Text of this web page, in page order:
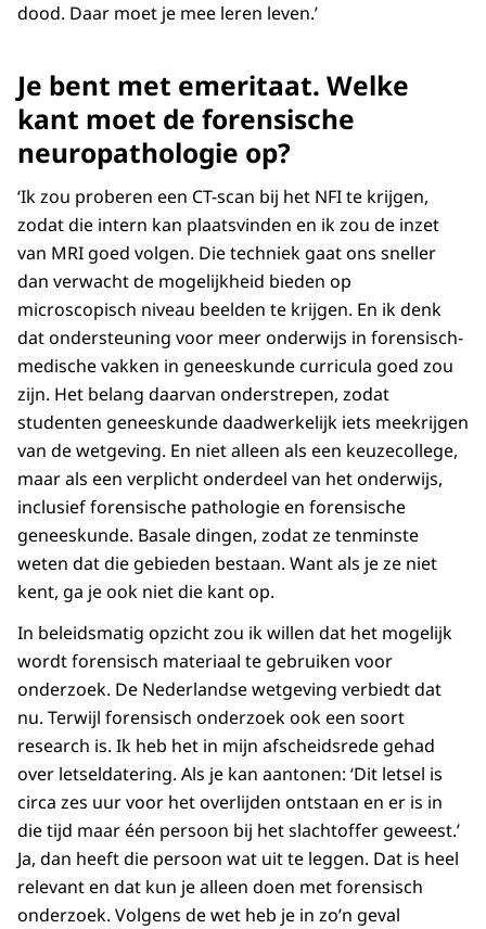
dood. Daar moet je mee leren leven.’
Je bent met emeritaat. Welke
kant moet de forensische
neuropathologie op?
‘Ik zou proberen een CT-scan bij het NFI te krijgen,
zodat die intern kan plaatsvinden en ik zou de inzet
van MRI goed volgen. Die techniek gaat ons sneller
dan verwacht de mogelijkheid bieden op
microscopisch niveau beelden te krijgen. En ik denk
dat ondersteuning voor meer onderwijs in forensisch-
medische vakken in geneeskunde curricula goed zou
zijn. Het belang daarvan onderstrepen, zodat
studenten geneeskunde daadwerkelijk iets meekrijgen
van de wetgeving. En niet alleen als een keuzecollege,
maar als een verplicht onderdeel van het onderwijs,
inclusief forensische pathologie en forensische
geneeskunde. Basale dingen, zodat ze tenminste
weten dat die gebieden bestaan. Want als je ze niet
kent, ga je ook niet die kant op.
In beleidsmatig opzicht zou ik willen dat het mogelijk
wordt forensisch materiaal te gebruiken voor
onderzoek. De Nederlandse wetgeving verbiedt dat
nu. Terwijl forensisch onderzoek ook een soort
research is. Ik heb het in mijn afscheidsrede gehad
over letseldatering. Als je kan aantonen: ‘Dit letsel is
circa zes uur voor het overlijden ontstaan en er is in
die tijd maar één persoon bij het slachtoffer geweest.’
Ja, dan heeft die persoon wat uit te leggen. Dat is heel
relevant en dat kun je alleen doen met forensisch
onderzoek. Volgens de wet heb je in zo’n geval